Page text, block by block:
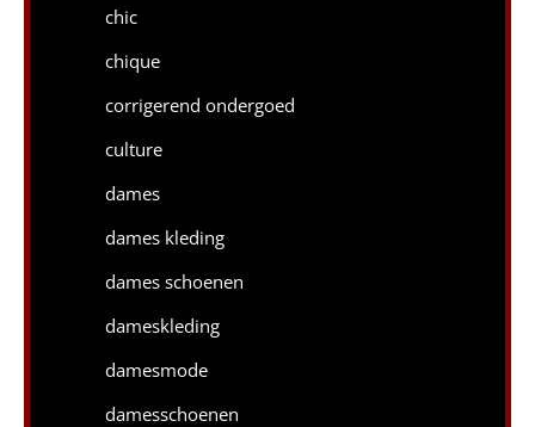
chic
chique
corrigerend ondergoed
culture
dames
dames kleding
dames schoenen
dameskleding
damesmode
damesschoenen